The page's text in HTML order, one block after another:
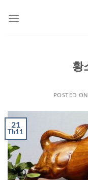
황
POSTED ON
21
Th11